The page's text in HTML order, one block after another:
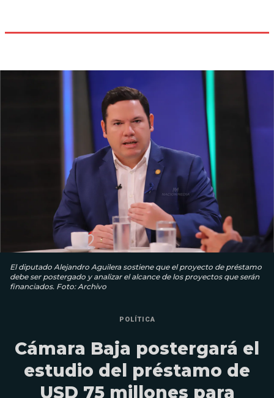
El diputado Alejandro Aguilera sostiene que el proyecto de préstamo
debe ser postergado y analizar el alcance de los proyectos que serán
financiados. Foto: Archivo
POLÍTICA
Cámara Baja postergará el
estudio del préstamo de
USD 75 millones para